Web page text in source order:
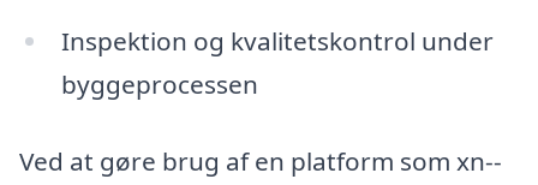
Inspektion og kvalitetskontrol under
byggeprocessen
Ved at gøre brug af en platform som xn--